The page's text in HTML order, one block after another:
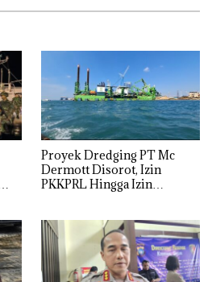
Proyek Dredging PT Mc
Dermott Disorot, Izin
PKKPRL Hingga Izin